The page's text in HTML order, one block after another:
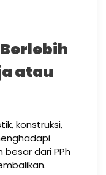
atau
konstruksi,
besar dari PPh